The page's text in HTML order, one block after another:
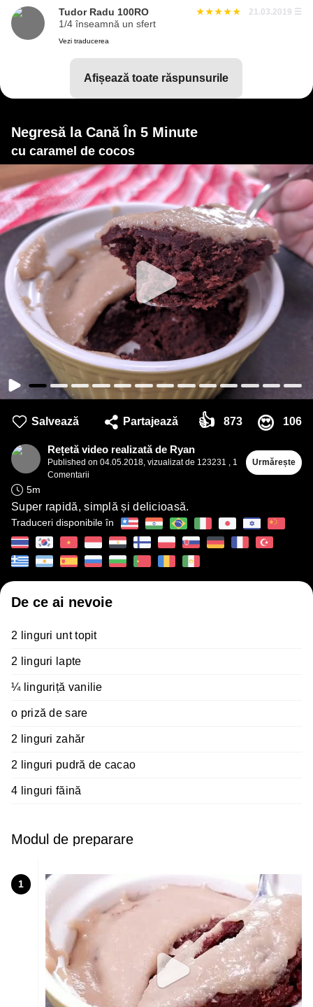
Tudor Radu 100RO 21.03.2019 ☰
1/4 înseamnă un sfert
Vezi traducerea
afișează toate răspunsurile
Negresă la Cană În 5 Minute
cu caramel de cocos
Salvează Partajează 👍 873 😍 106
Rețetă video realizată de Ryan
Published on 04.05.2018, vizualizat de 123231 , 1
Comentarii
Urmărește
5m
Super rapidă, simplă și delicioasă.
Traduceri disponibile în
De ce ai nevoie
2 linguri unt topit
2 linguri lapte
¼ linguriță vanilie
o priză de sare
2 linguri zahăr
2 linguri pudră de cacao
4 linguri făină
Modul de preparare
1